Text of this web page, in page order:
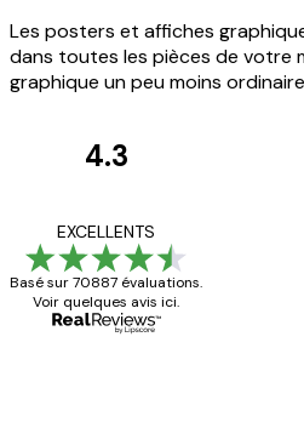
Les posters et affiches
dans toutes les pièces de votre
graphique un peu moins
4.3
EXCELLENTS
Basé sur 70887 évaluations.
Voir quelques avis ici.